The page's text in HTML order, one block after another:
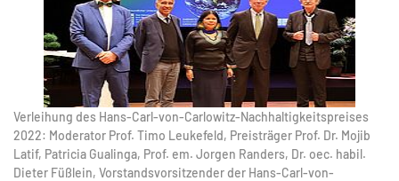
Verleihung des Hans-Carl-von-Carlowitz-Nachhaltigkeitspreises
2022: Moderator Prof. Timo Leukefeld, Preisträger Prof. Dr. Mojib
Latif, Patricia Gualinga, Prof. em. Jorgen Randers, Dr. oec. habil.
Dieter Füßlein, Vorstandsvorsitzender der Hans-Carl-von-
Matomo